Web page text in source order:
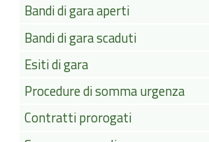
Bandi di gara aperti
Bandi di gara scaduti
Esiti di gara
Procedure di somma urgenza
Contratti prorogati